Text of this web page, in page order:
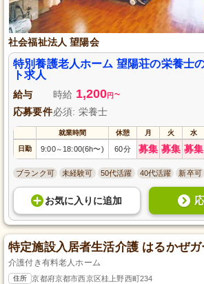
社会福祉法人 望陽会
特別養護老人ホーム 望陽荘の栄養士
ト求人
給与 時給 1,200円 ~
応募要件必須: 栄養士
就業時間 休憩 月 火 水
日勤 9:00～ 18:00(6h〜) 60分 募集 募集 募集
ブランク可 未経験可 50代活躍 40代活躍 新卒可
お気に入り に追加
特定施設入居者生活介護 はるかぜ
介護付き有料老人ホーム
住所 京都府京都市西京区桂上野西町234